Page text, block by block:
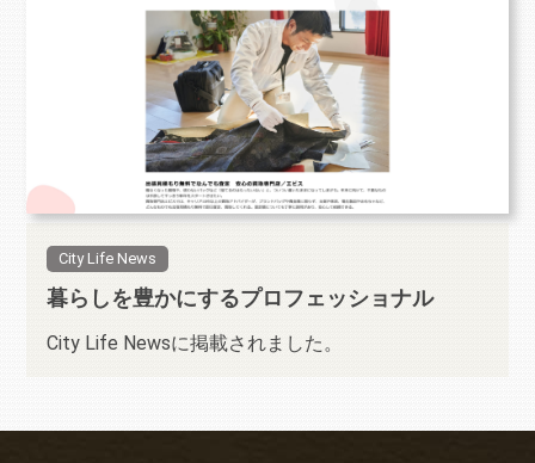
City Life News
暮らしを豊かにするプロフェッショナル
City Life Newsに掲載されました。